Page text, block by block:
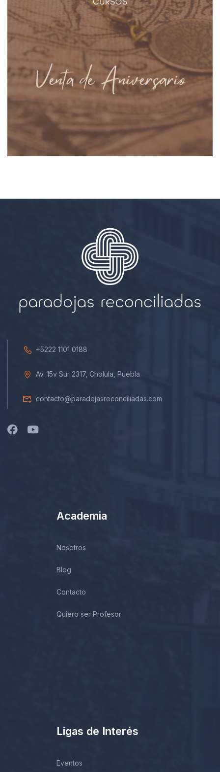
+5222 1101 0188
Av. 15v Sur 2317, Cholula, Puebla
contacto@paradojasreconciliadas.com
Academia
Nosotros
Blog
Contacto
Quiero ser Profesor
Ligas de Interés
Eventos